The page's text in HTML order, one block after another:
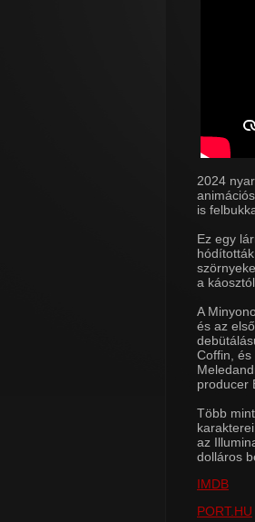
2024
is
Ez egy
a
A
és az
Coffin,
producer
Több
az
dolláros
IMDB
PORT.HU